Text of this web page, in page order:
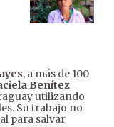
, a más de 100
Benítez
utilizando
Su trabajo no
para salvar